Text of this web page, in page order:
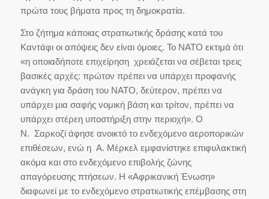
πρώτα τους βήματα προς τη δημοκρατία.
Στο ζήτημα κάποιας στρατιωτικής δράσης κατά του
Καντάφι οι απόψεις δεν είναι όμοιες. Το ΝΑΤΟ εκτιμά ότι
«η οποιαδήποτε επιχείρηση χρειάζεται να σέβεται τρεις
βασικές αρχές: πρώτον πρέπει να υπάρχει προφανής
ανάγκη για δράση του ΝΑΤΟ, δεύτερον, πρέπει να
υπάρχει μια σαφής νομική βάση και τρίτον, πρέπει να
υπάρχει στέρεη υποστήριξη στην περιοχή». Ο
Ν. Σαρκοζί άφησε ανοικτό το ενδεχόμενο αεροπορικών
επιθέσεων, ενώ η Α. Μέρκελ εμφανίστηκε επιφυλακτική
ακόμα και στο ενδεχόμενο επιβολής ζώνης
απαγόρευσης πτήσεων. Η «Αφρικανική Ένωση»
διαφωνεί με το ενδεχόμενο στρατιωτικής επέμβασης στη